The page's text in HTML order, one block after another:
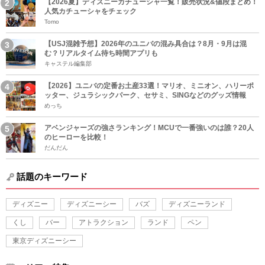
【2026夏】ディズニーカチューシャ一覧！販売状況&値段まとめ！
人気カチューシャをチェック
Tomo
【USJ混雑予想】2026年のユニバの混み具合は？8月・9月は混
む？リアルタイム待ち時間アプリも
キャステル編集部
【2026】ユニバの定番お土産33選！マリオ、ミニオン、ハリーポ
ッター、ジュラシックパーク、セサミ、SINGなどのグッズ情報
めっち
アベンジャーズの強さランキング！MCUで一番強いのは誰？20人
のヒーローを比較！
だんだん
話題のキーワード
ディズニー ディズニーシー バズ ディズニーランド
くし バー アトラクション ランド ペン
東京ディズニーシー